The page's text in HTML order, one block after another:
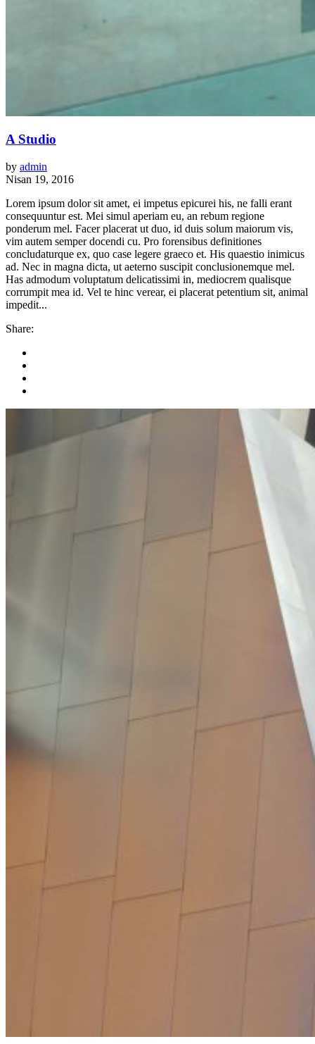
A Studio
by admin
Nisan 19, 2016
Lorem ipsum dolor sit amet, ei impetus epicurei his, ne falli erant
consequuntur est. Mei simul aperiam eu, an rebum regione
ponderum mel. Facer placerat ut duo, id duis solum maiorum vis,
vim autem semper docendi cu. Pro forensibus definitiones
concludaturque ex, quo case legere graeco et. His quaestio inimicus
ad. Nec in magna dicta, ut aeterno suscipit conclusionemque mel.
Has admodum voluptatum delicatissimi in, mediocrem qualisque
corrumpit mea id. Vel te hinc verear, ei placerat petentium sit, animal
impedit...
Share: